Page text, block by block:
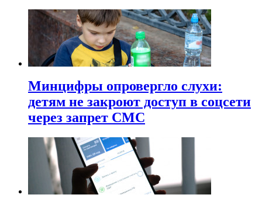
Минцифры опровергло слухи:
детям не закроют доступ в соцсети
через запрет СМС